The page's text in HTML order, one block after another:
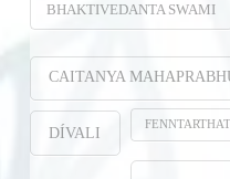
BHAKTIVEDANTA SWAMI
CAITANYA
DÍVALI